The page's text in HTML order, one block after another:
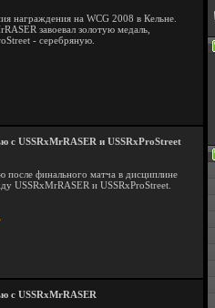
награждения на WCG 2008 в Кельне.
завоевал золотую медаль,
- серебряную.
с USSRxMrRASER и USSRxProStreet
после финального матча в дисциплине
USSRxMrRASER и USSRxProStreet.
с USSRxMrRASER